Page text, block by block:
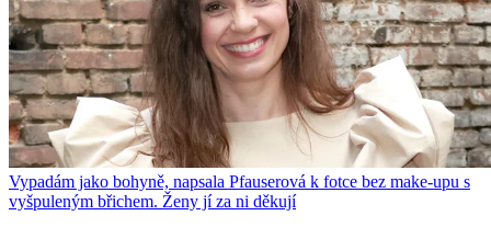
Vypadám jako bohyně, napsala Pfauserová k fotce bez make-upu s
vyšpuleným břichem. Ženy jí za ni děkují